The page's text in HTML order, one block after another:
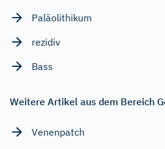
Paläolithikum
rezidiv
Bass
Weitere Artikel aus dem Bereich
Venenpatch